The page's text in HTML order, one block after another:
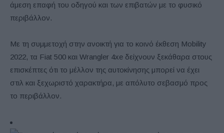
άμεση επαφή του οδηγού και των επιβατών με το φυσικό
περιβάλλον.
Με τη συμμετοχή στην ανοικτή για το κοινό έκθεση Mobility
2022, τα Fiat 500 και Wrangler 4xe δείχνουν ξεκάθαρα στους
επισκέπτες ότι το μέλλον της αυτοκίνησης μπορεί να έχει
στιλ και ξεχωριστό χαρακτήρα, με απόλυτο σεβασμό προς
το περιβάλλον.